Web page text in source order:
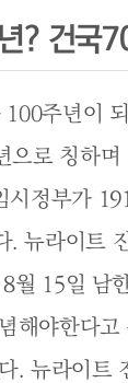
? 건국
주년이
으로 칭하며
시정부가
. 뉴라이트
월 15일 남
해야한다
. 뉴라이트